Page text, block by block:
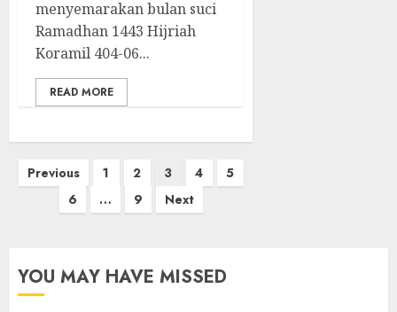
menyemarakan bulan suci
Ramadhan 1443 Hijriah
Koramil 404-06...
READ MORE
Paginasi
Previous 1 2 3 4
5
6
… 9 Next
YOU MAY HAVE MISSED